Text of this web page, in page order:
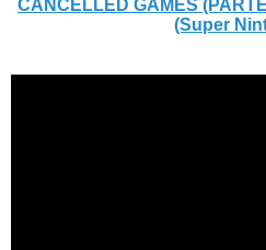
CANCELLED GAMES
(Super